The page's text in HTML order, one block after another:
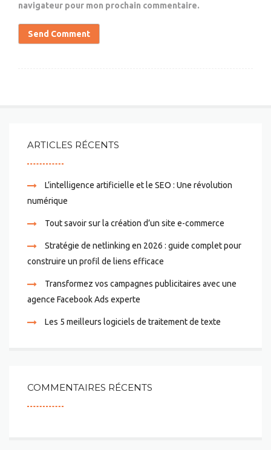
navigateur pour mon prochain commentaire.
ARTICLES RÉCENTS
L’intelligence artificielle et le SEO : Une révolution
numérique
Tout savoir sur la création d’un site e-commerce
Stratégie de netlinking en 2026 : guide complet pour
construire un profil de liens efficace
Transformez vos campagnes publicitaires avec une
agence Facebook Ads experte
Les 5 meilleurs logiciels de traitement de texte
COMMENTAIRES RÉCENTS